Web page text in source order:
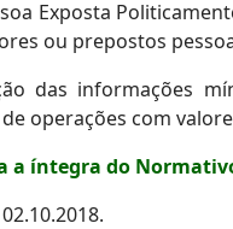
Exposta
ou prepostos
das informações
operações com
a íntegra do